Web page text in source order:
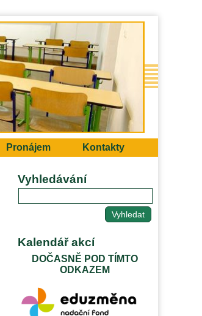
Pronájem Kontakty
Vyhledávání
Kalendář akcí
DOČASNĚ POD TÍMTO
ODKAZEM